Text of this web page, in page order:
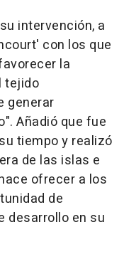
intervención, a
con los que
la
tejido
generar
Añadió que fue
tiempo y realizó
de las islas e
ofrecer a los
de
desarrollo en su